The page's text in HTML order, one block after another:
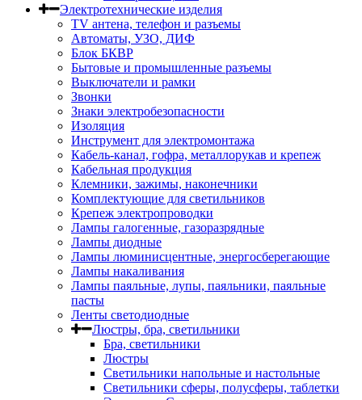
Электротехнические изделия
TV aнтена, телефон и разъемы
Автоматы, УЗО, ДИФ
Блок БКВР
Бытовые и промышленные разъемы
Выключатели и рамки
Звонки
Знаки электробезопасности
Изоляция
Инструмент для электромонтажа
Кабель-канал, гофра, металлорукав и крепеж
Кабельная продукция
Клемники, зажимы, наконечники
Комплектующие для светильников
Крепеж электропроводки
Лампы галогенные, газоразрядные
Лампы диодные
Лампы люминисцентные, энергосберегающие
Лампы накаливания
Лампы паяльные, лупы, паяльники, паяльные
пасты
Ленты светодиодные
Люстры, бра, светильники
Бра, светильники
Люстры
Светильники напольные и настольные
Светильники сферы, полусферы, таблетки